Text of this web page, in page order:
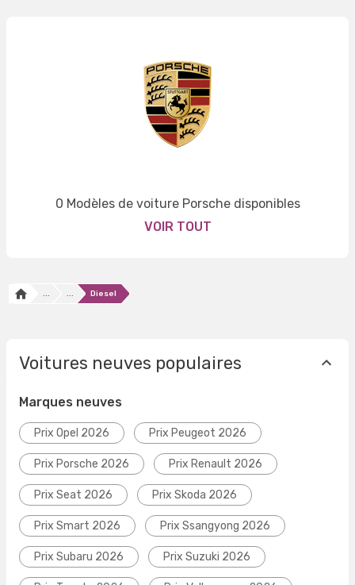
0 Modèles de voiture Porsche disponibles
VOIR TOUT
... ... Diesel
Voitures neuves populaires
Marques neuves
Prix Opel 2026 Prix Peugeot 2026
Prix Porsche 2026 Prix Renault 2026
Prix Seat 2026 Prix Skoda 2026
Prix Smart 2026 Prix Ssangyong 2026
Prix Subaru 2026 Prix Suzuki 2026